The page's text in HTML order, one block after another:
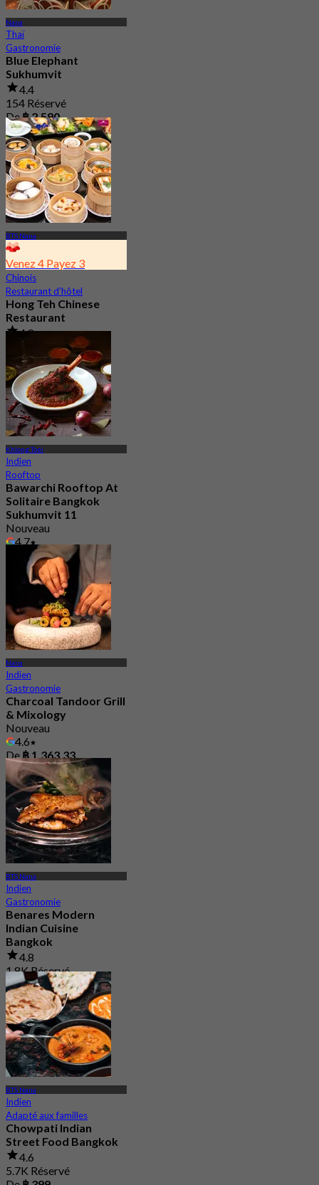
Nana
Thaï
Gastronomie
Blue Elephant
Sukhumvit
4.4
154 Réservé
De฿ 2,590
BTS Nana
Venez 4 Payez 3
Chinois
Restaurant d'hôtel
Hong Teh Chinese
Restaurant
4.8
3.6K Réservé
De฿ 689.25
Khlong Toei
Indien
Rooftop
Bawarchi Rooftop At
Solitaire Bangkok
Sukhumvit 11
Nouveau
4.7
฿ 945
Nana
Indien
Gastronomie
Charcoal Tandoor Grill
& Mixology
Nouveau
4.6
De ฿ 1,363.33
BTS Nana
Indien
Gastronomie
Benares Modern
Indian Cuisine
Bangkok
4.8
1.8K Réservé
De฿ 881.25
BTS Nana
Indien
Adapté aux familles
Chowpati Indian
Street Food Bangkok
4.6
5.7K Réservé